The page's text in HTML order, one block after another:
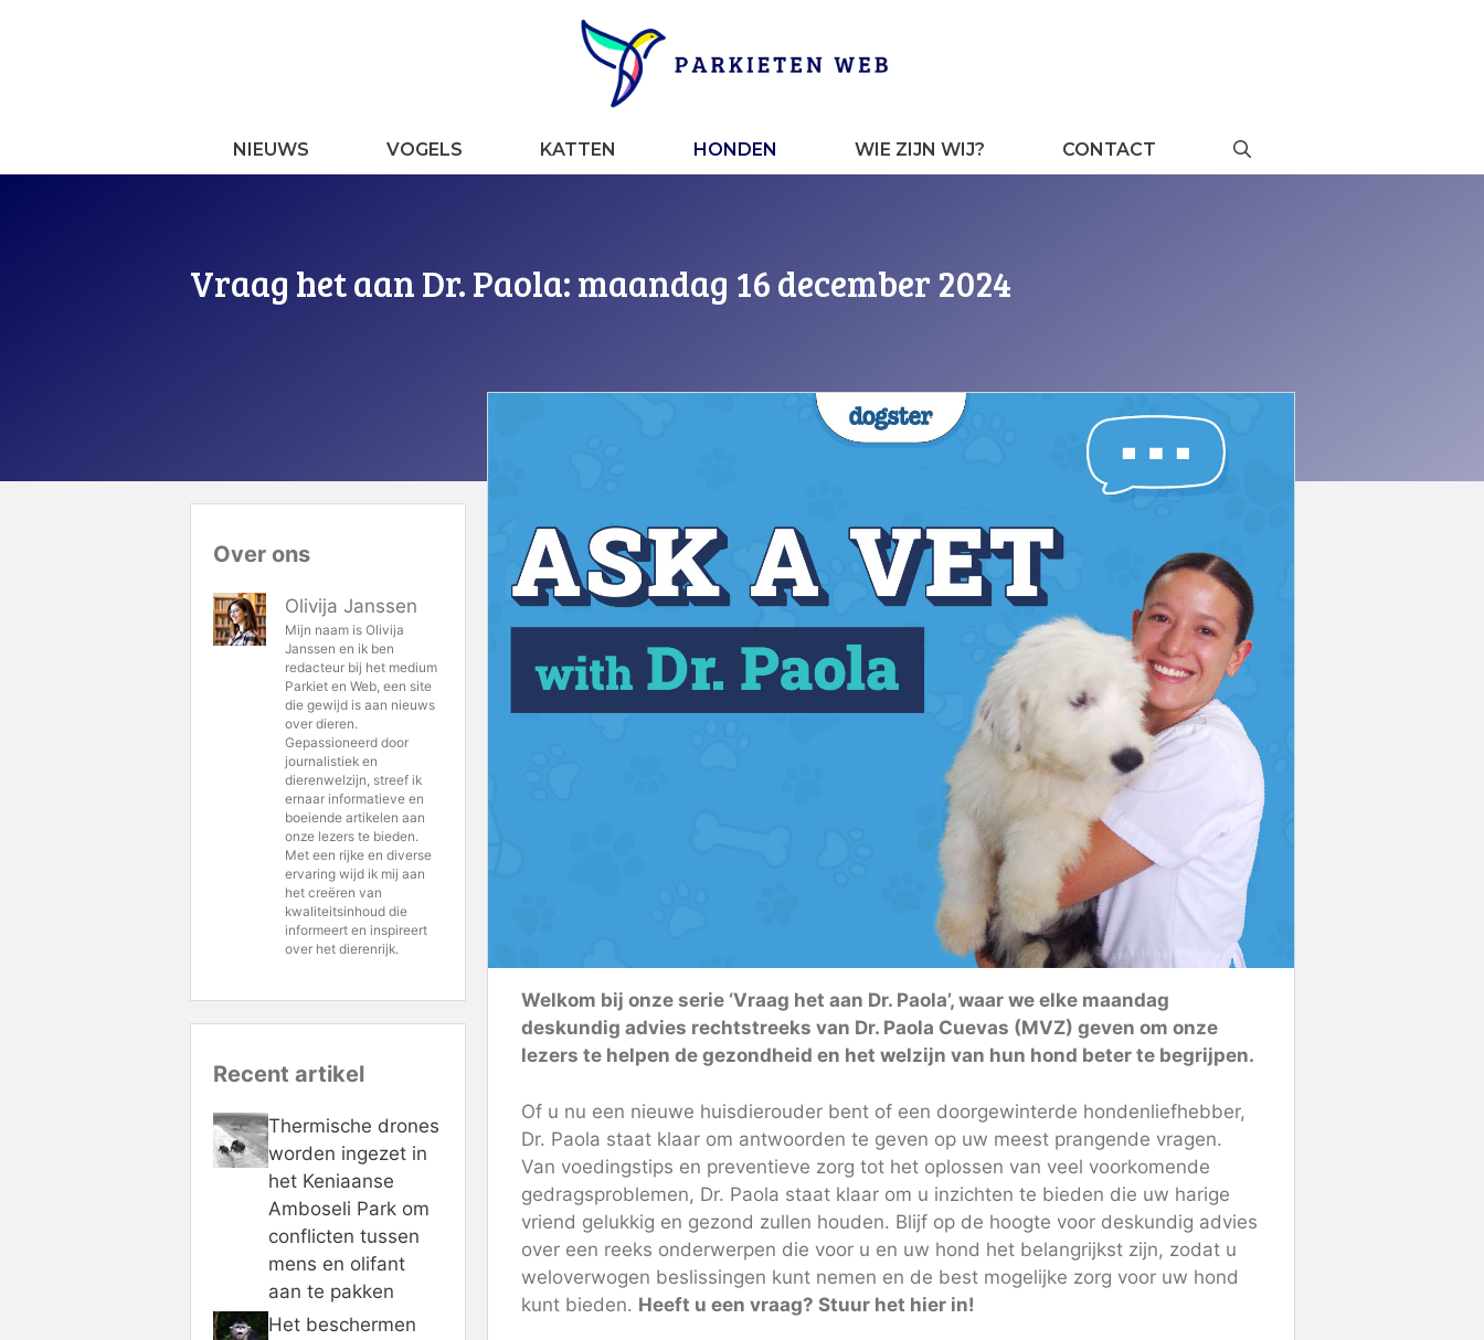
NIEUWS VOGELS KATTEN HONDEN WIE ZIJN WIJ? CONTACT
Vraag het aan Dr. Paola: maandag 16 december 2024
Welkom bij onze serie ‘Vraag het aan Dr. Paola’, waar we elke maandag
deskundig advies rechtstreeks van Dr. Paola Cuevas (MVZ) geven om onze
lezers te helpen de gezondheid en het welzijn van hun hond beter te begrijpen.
Of u nu een nieuwe huisdierouder bent of een doorgewinterde hondenliefhebber,
Dr. Paola staat klaar om antwoorden te geven op uw meest prangende vragen.
Van voedingstips en preventieve zorg tot het oplossen van veel voorkomende
gedragsproblemen, Dr. Paola staat klaar om u inzichten te bieden die uw harige
vriend gelukkig en gezond zullen houden. Blijf op de hoogte voor deskundig advies
over een reeks onderwerpen die voor u en uw hond het belangrijkst zijn, zodat u
weloverwogen beslissingen kunt nemen en de best mogelijke zorg voor uw hond
kunt bieden. ‎ Heeft u een vraag? Stuur het hier in!
Over ons
Olivija Janssen
Mijn naam is Olivija
Janssen en ik ben
redacteur bij het medium
Parkiet en Web, een site
die gewijd is aan nieuws
over dieren.
Gepassioneerd door
journalistiek en
dierenwelzijn, streef ik
ernaar informatieve en
boeiende artikelen aan
onze lezers te bieden.
Met een rijke en diverse
ervaring wijd ik mij aan
het creëren van
kwaliteitsinhoud die
informeert en inspireert
over het dierenrijk.
Recent artikel
Thermische drones
worden ingezet in
het Keniaanse
Amboseli Park om
conflicten tussen
mens en olifant
aan te pakken
Het beschermen